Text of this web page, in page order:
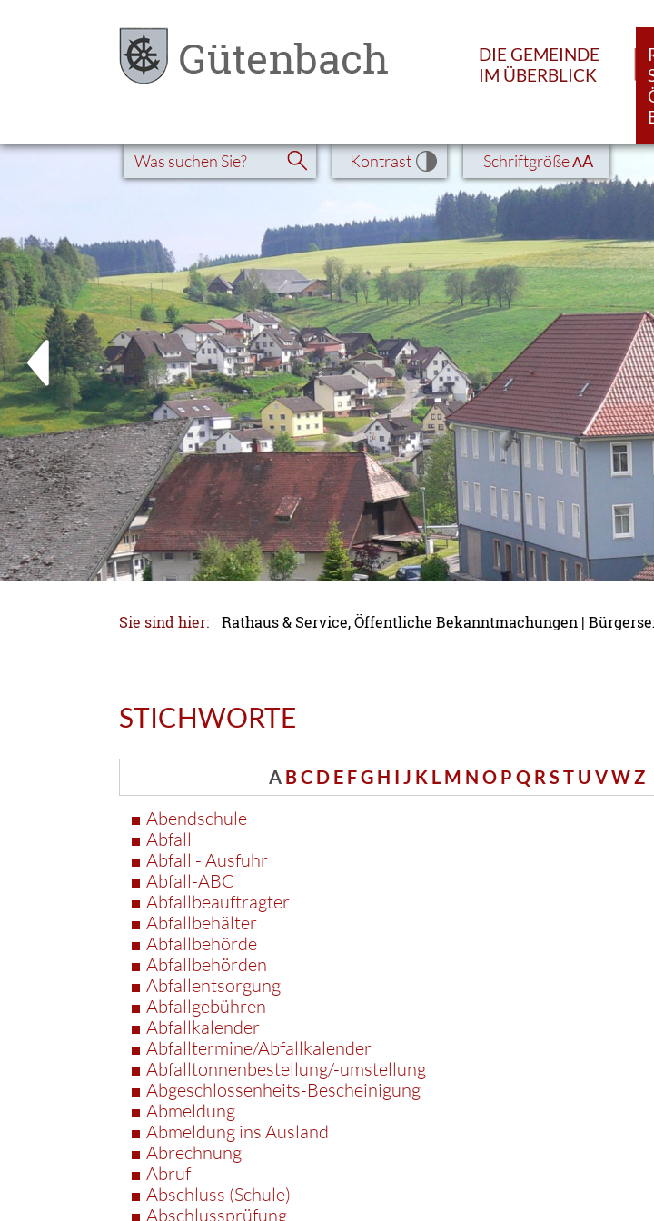
DIE GEMEINDE
IM ÜBERBLICK
Kontrast SchriftgrößeAA
Sie sind hier: Rathaus & Service, Öffentliche Bekanntmachungen |
STICHWORTE
A BC D E FG H I J K L M N O P Q R S T U VWZ
Abendschule
Abfall
Abfall - Ausfuhr
Abfall-ABC
Abfallbeauftragter
Abfallbehälter
Abfallbehörde
Abfallbehörden
Abfallentsorgung
Abfallgebühren
Abfallkalender
Abfalltermine/Abfallkalender
Abfalltonnenbestellung/-umstellung
Abgeschlossenheits-Bescheinigung
Abmeldung
Abmeldung ins Ausland
Abrechnung
Abruf
Abschluss (Schule)
Abschlussprüfung